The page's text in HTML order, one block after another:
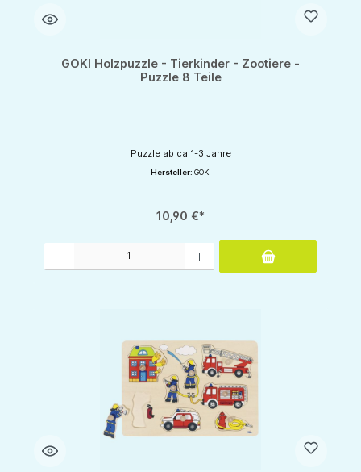
GOKI Holzpuzzle - Tierkinder - Zootiere -
Puzzle 8 Teile
Puzzle ab ca 1-3 Jahre
Hersteller: GOKI
10,90 €*